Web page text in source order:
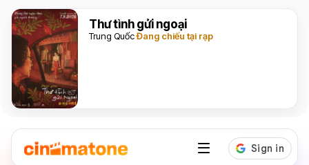
Thư tình gửi ngoại
Trung QuốcĐang chiếu tại rạp